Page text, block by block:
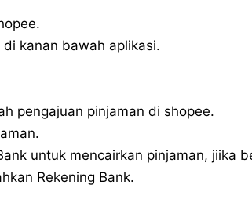
di kanan bawah aplikasi.
pengajuan pinjaman di shopee.
untuk mencairkan pinjaman, jiika
Rekening Bank.